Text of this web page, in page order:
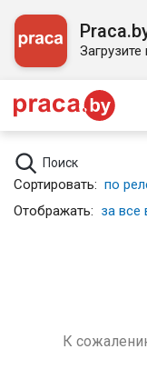
Поиск
Сортировать: по
Отображать: за все
К